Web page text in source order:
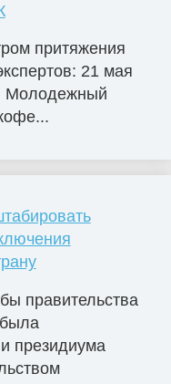
притяжения
21 мая
Молодежный
правительства
президиума